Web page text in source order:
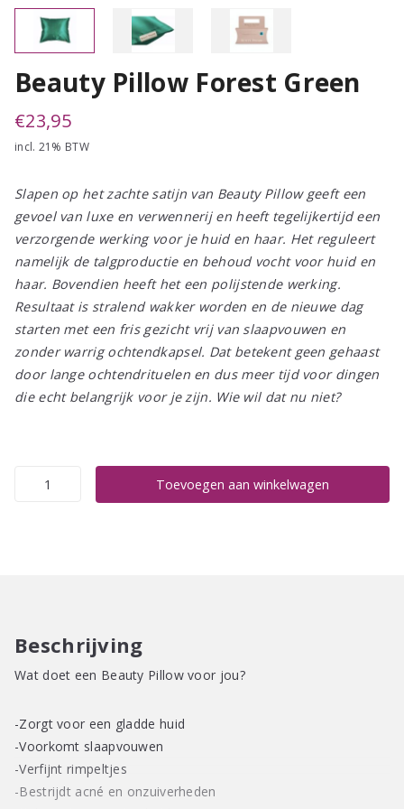
Beauty Pillow Forest Green
€23,95
incl. 21% BTW
Slapen op het zachte satijn van Beauty Pillow geeft een
gevoel van luxe en verwennerij en heeft tegelijkertijd een
verzorgende werking voor je huid en haar. Het reguleert
namelijk de talgproductie en behoud vocht voor huid en
haar. Bovendien heeft het een polijstende werking.
Resultaat is stralend wakker worden en de nieuwe dag
starten met een fris gezicht vrij van slaapvouwen en
zonder warrig ochtendkapsel. Dat betekent geen gehaast
door lange ochtendrituelen en dus meer tijd voor dingen
die echt belangrijk voor je zijn. Wie wil dat nu niet?
Beauty
Toevoegen aan winkelwagen
Beschrijving
Wat doet een Beauty Pillow voor jou?
-Zorgt voor een gladde huid
-Voorkomt slaapvouwen
-Verfijnt rimpeltjes
-Bestrijdt acné en onzuiverheden